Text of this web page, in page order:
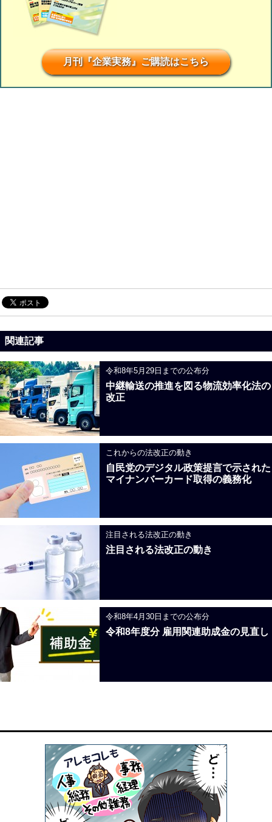
月刊『企業実務』ご購読はこちら
関連記事
令和8年5月29日までの公布分
中継輸送の推進を図る物流効率化法の
改正
これからの法改正の動き
自民党のデジタル政策提言で示された
マイナンバーカード取得の義務化
注目される法改正の動き
注目される法改正の動き
令和8年4月30日までの公布分
令和8年度分 雇用関連助成金の見直し